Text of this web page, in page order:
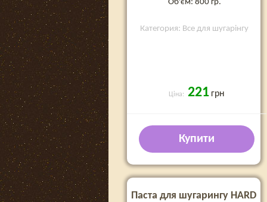
Категория: Все для шугарінгу
Ціна: 221 грн
Купити
Паста для шугарингу HARD